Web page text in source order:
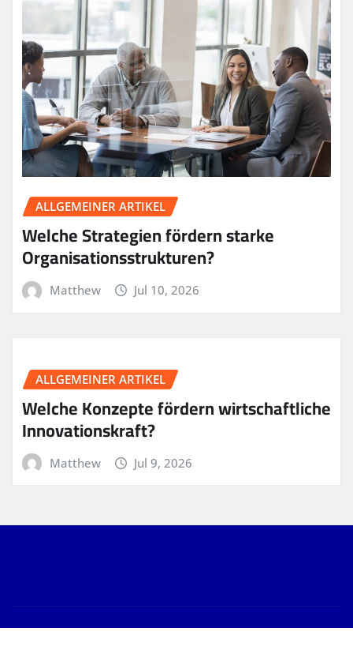
ALLGEMEINER ARTIKEL
Welche Strategien fördern starke
Organisationsstrukturen?
Matthew Jul 10, 2026
ALLGEMEINER ARTIKEL
Welche Konzepte fördern wirtschaftliche
Innovationskraft?
Matthew Jul 9, 2026